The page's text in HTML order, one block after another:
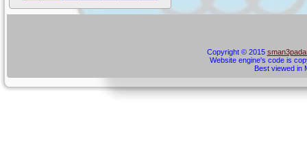
Copyright © 2015
Website engine's code is
Best viewed in